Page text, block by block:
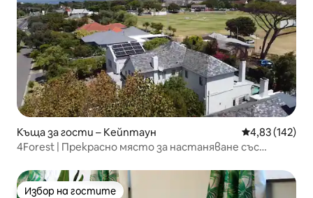
Къща за гости – Кейптаун Средна
4,83 (142)
4Forest | Прекрасно място за настаняване със
Избор на гостите